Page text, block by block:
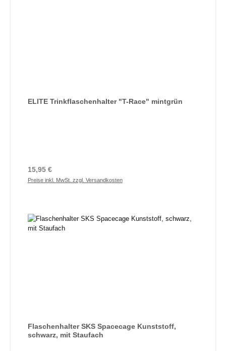
ELITE Trinkflaschenhalter "T-Race" mintgrün
Regulärer Preis:
15,95 €
Preise inkl. MwSt. zzgl. Versandkosten
Flaschenhalter SKS Spacecage Kunststoff,
schwarz, mit Staufach